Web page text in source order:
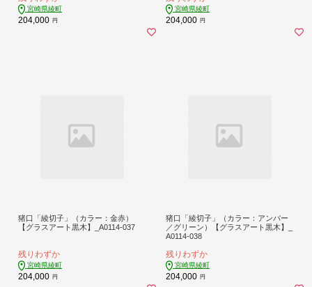
宮崎県綾町
204,000 円
宮崎県綾町
204,000 円
猪口「綾切子」（カラー：金赤）
【グラスアート黒木】_A0114-037
残りわずか
宮崎県綾町
204,000 円
猪口「綾切子」（カラー：アンバー
／グリーン）【グラスアート黒木】_
A0114-038
残りわずか
宮崎県綾町
204,000 円